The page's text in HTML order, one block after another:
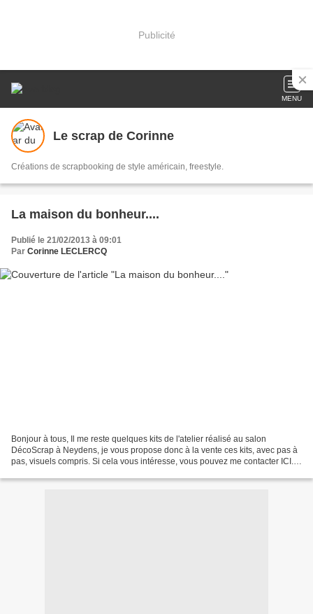
Publicité
MENU
Le scrap de Corinne
Créations de scrapbooking de style américain, freestyle.
La maison du bonheur....
Publié le 21/02/2013 à 09:01
Par Corinne LECLERCQ
Bonjour à tous, Il me reste quelques kits de l'atelier réalisé au salon
DécoScrap à Neydens, je vous propose donc à la vente ces kits, avec pas à
pas, visuels compris. Si cela vous intéresse, vous pouvez me contacter ICI.